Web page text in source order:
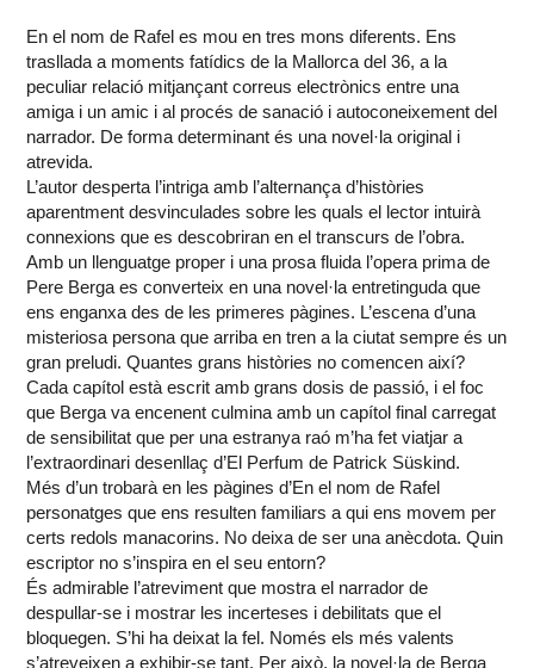
En el nom de Rafel es mou en tres mons diferents. Ens
trasllada a moments fatídics de la Mallorca del 36, a la
peculiar relació mitjançant correus electrònics entre una
amiga i un amic i al procés de sanació i autoconeixement del
narrador. De forma determinant és una novel·la original i
atrevida.
L’autor desperta l’intriga amb l’alternança d’històries
aparentment desvinculades sobre les quals el lector intuirà
connexions que es descobriran en el transcurs de l’obra.
Amb un llenguatge proper i una prosa fluida l’opera prima de
Pere Berga es converteix en una novel·la entretinguda que
ens enganxa des de les primeres pàgines. L’escena d’una
misteriosa persona que arriba en tren a la ciutat sempre és un
gran preludi. Quantes grans històries no comencen així?
Cada capítol està escrit amb grans dosis de passió, i el foc
que Berga va encenent culmina amb un capítol final carregat
de sensibilitat que per una estranya raó m’ha fet viatjar a
l’extraordinari desenllaç d’El Perfum de Patrick Süskind.
Més d’un trobarà en les pàgines d’En el nom de Rafel
personatges que ens resulten familiars a qui ens movem per
certs redols manacorins. No deixa de ser una anècdota. Quin
escriptor no s’inspira en el seu entorn?
És admirable l’atreviment que mostra el narrador de
despullar-se i mostrar les incerteses i debilitats que el
bloquegen. S’hi ha deixat la fel. Només els més valents
s’atreveixen a exhibir-se tant. Per això, la novel·la de Berga